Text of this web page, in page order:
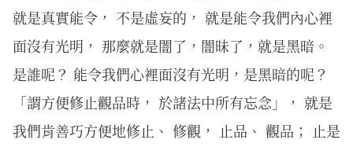
就是真實能令， 不是虛妄的， 就是能令我們內心裡
面沒有光明， 那麼就是闇了，闇昧了，就是黑暗。
是誰呢？ 能令我們心裡面沒有光明，是黑暗的呢？
「謂方便修止觀品時， 於諸法中所有忘念」， 就是
我們肯善巧方便地修止、 修觀， 止品、 觀品； 止是